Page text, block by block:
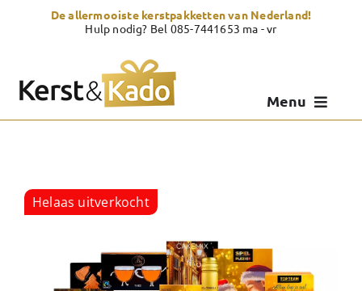
De allermooiste kerstpakketten van Nederland!
Hulp nodig? Bel 085-7441653 ma - vr
Menu
Showroom
Helaas uitverkocht